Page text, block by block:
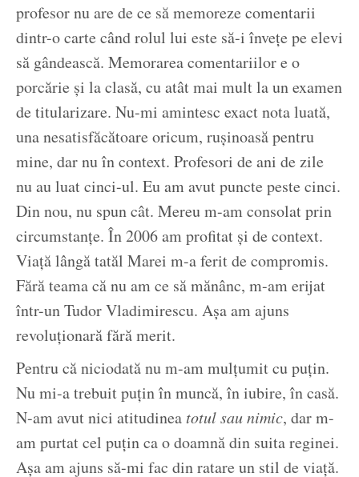
profesor nu are de ce să memoreze comentarii
dintr-o carte când rolul lui este să-i învețe pe elevi
să gândească. Memorarea comentariilor e o
porcărie și la clasă, cu atât mai mult la un examen
de titularizare. Nu-mi amintesc exact nota luată,
una nesatisfăcătoare oricum, rușinoasă pentru
mine, dar nu în context. Profesori de ani de zile
nu au luat cinci-ul. Eu am avut puncte peste cinci.
Din nou, nu spun cât. Mereu m-am consolat prin
circumstanțe. În 2006 am profitat și de context.
Viață lângă tatăl Marei m-a ferit de compromis.
Fără teama că nu am ce să mănânc, m-am erijat
într-un Tudor Vladimirescu. Așa am ajuns
revoluționară fără merit.
Pentru că niciodată nu m-am mulțumit cu puțin.
Nu mi-a trebuit puțin în muncă, în iubire, în casă.
N-am avut nici atitudinea totul sau nimic, dar m-
am purtat cel puțin ca o doamnă din suita reginei.
Așa am ajuns să-mi fac din ratare un stil de viață.